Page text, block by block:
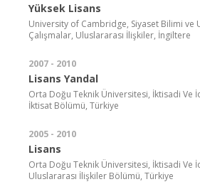
Yüksek Lisans
University of Cambridge, Siyaset Bilimi ve
Çalışmalar, Uluslararası İlişkiler, İngiltere
2007 - 2010
Lisans Yandal
Orta Doğu Teknik Üniversitesi, İktisadi Ve
İktisat Bölümü, Türkiye
2005 - 2010
Lisans
Orta Doğu Teknik Üniversitesi, İktisadi Ve
Uluslararası İlişkiler Bölümü, Türkiye